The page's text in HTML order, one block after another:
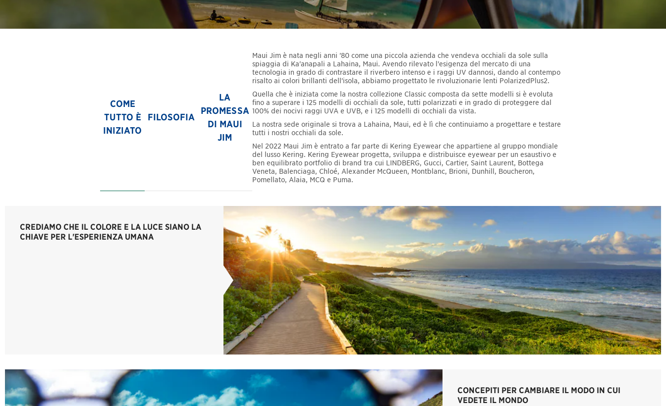
COME
TUTTO È
INIZIATO
FILOSOFIA
LA
PROMESSA
DI MAUI
JIM
Maui Jim è nata negli anni '80 come una piccola azienda che vendeva occhiali da sole sulla
spiaggia di Ka'anapali a Lahaina, Maui. Avendo rilevato l'esigenza del mercato di una
tecnologia in grado di contrastare il riverbero intenso e i raggi UV dannosi, dando al contempo
risalto ai colori brillanti dell'isola, abbiamo progettato le rivoluzionarie lenti PolarizedPlus2.
Quella che è iniziata come la nostra collezione Classic composta da sette modelli si è evoluta
fino a superare i 125 modelli di occhiali da sole, tutti polarizzati e in grado di proteggere dal
100% dei nocivi raggi UVA e UVB, e i 125 modelli di occhiali da vista.
La nostra sede originale si trova a Lahaina, Maui, ed è lì che continuiamo a progettare e testare
tutti i nostri occhiali da sole.
Nel 2022 Maui Jim è entrato a far parte di Kering Eyewear che appartiene al gruppo mondiale
del lusso Kering. Kering Eyewear progetta, sviluppa e distribuisce eyewear per un esaustivo e
ben equilibrato portfolio di brand tra cui LINDBERG, Gucci, Cartier, Saint Laurent, Bottega
Veneta, Balenciaga, Chloé, Alexander McQueen, Montblanc, Brioni, Dunhill, Boucheron,
Pomellato, Alaia, MCQ e Puma.
CREDIAMO CHE IL COLORE E LA LUCE SIANO LA
CHIAVE PER L'ESPERIENZA UMANA
CONCEPITI PER CAMBIARE IL MODO IN CUI
VEDETE IL MONDO